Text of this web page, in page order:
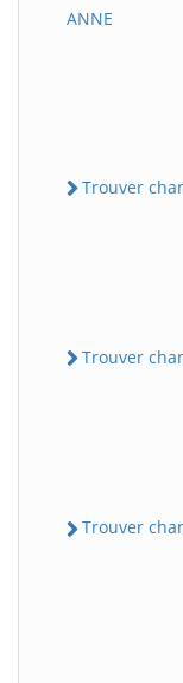
ANNE
Trouver
Trouver
Trouver